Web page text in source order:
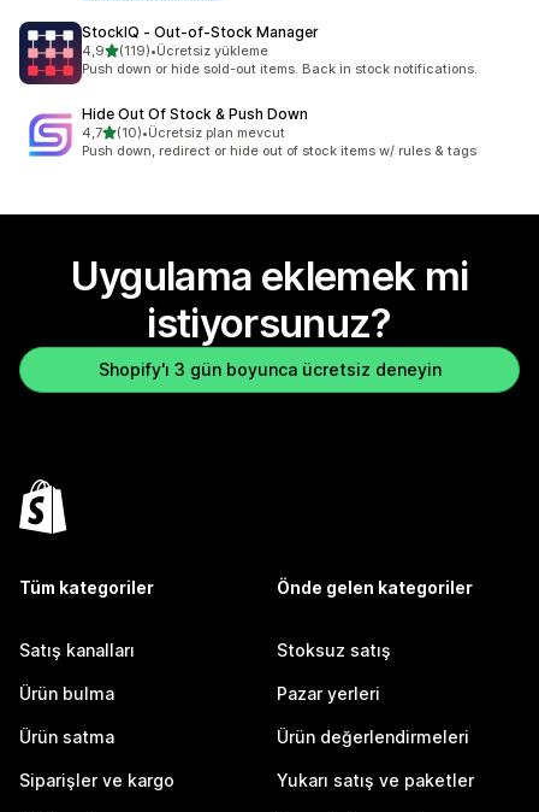
StockIQ ‑ Out‑of‑Stock Manager
4,95 yıldız üzerinden
(119)
toplam 119 değerlendirme
•Ücretsiz yükleme
Push down or hide sold-out items. Back in stock notifications.
Hide Out Of Stock & Push Down
4,75 yıldız üzerinden
(10)
toplam 10 değerlendirme
•Ücretsiz plan mevcut
Push down, redirect or hide out of stock items w/ rules & tags
Uygulama eklemek mi
istiyorsunuz?
Shopify'ı 3 gün boyunca ücretsiz deneyin
Tüm kategoriler
Satış kanalları
Ürün bulma
Ürün satma
Siparişler ve kargo
Önde gelen kategoriler
Stoksuz satış
Pazar yerleri
Ürün değerlendirmeleri
Yukarı satış ve paketler